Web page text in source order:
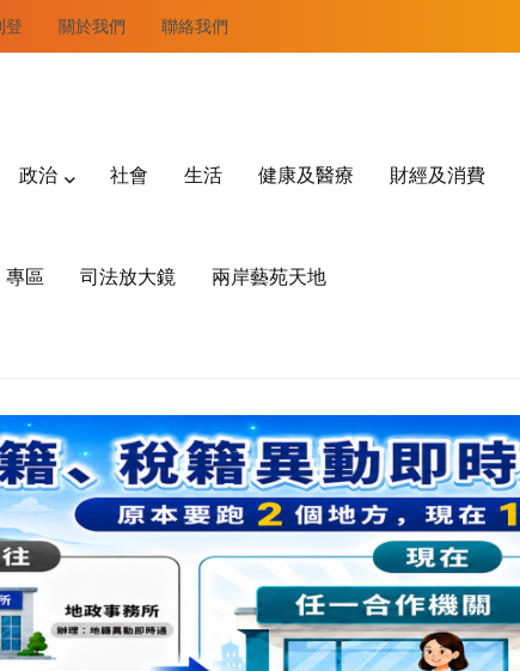
登 關於我們 聯絡我們
政治 社會 生活 健康及醫療 財經及消費
專區 司法放大鏡 兩岸藝苑天地